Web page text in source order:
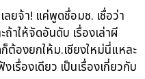
ยจ้า! แค่พูดชื่อมช. เชื่อว่า
าให้จัดอันดับ เรื่องเล่าผี
ต้องยกให้ม.เชียงใหม่นี่แหละ
เรื่องเดียว เป็นเรื่องเกี่ยวกับ